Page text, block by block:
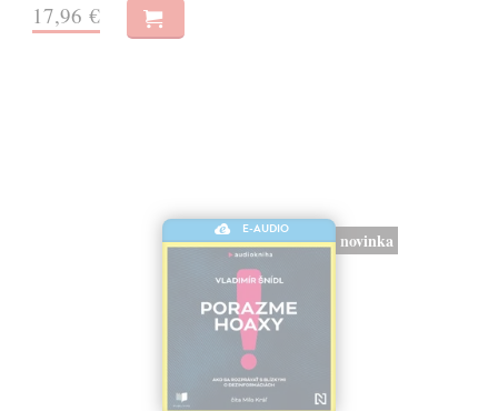
17,96 €
E-AUDIO
novinka